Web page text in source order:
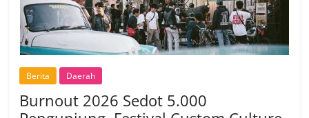
Berita Daerah
Burnout 2026 Sedot 5.000